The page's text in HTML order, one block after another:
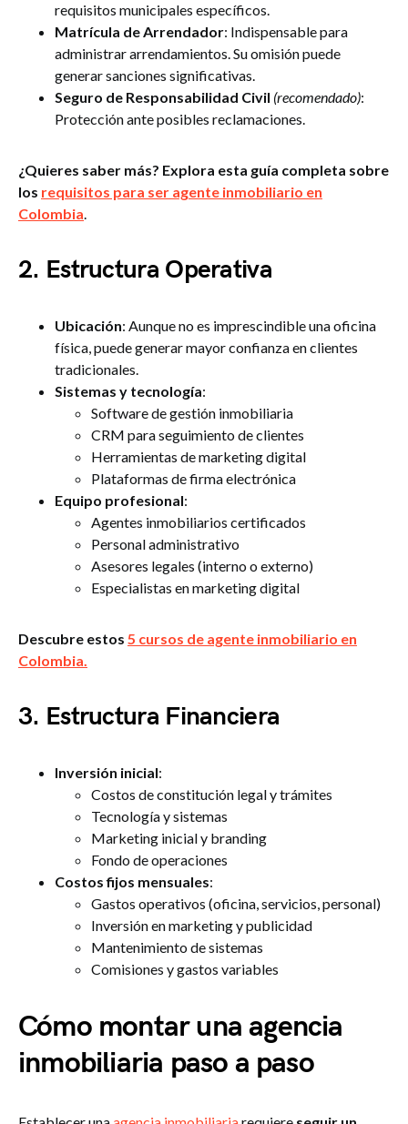
requisitos municipales específicos.
Matrícula de Arrendador: Indispensable para
administrar arrendamientos. Su omisión puede
generar sanciones significativas.
Seguro de Responsabilidad Civil (recomendado):
Protección ante posibles reclamaciones.
¿Quieres saber más? Explora esta guía completa sobre
los requisitos para ser agente inmobiliario en
Colombia.
2. Estructura Operativa
Ubicación: Aunque no es imprescindible una oficina
física, puede generar mayor confianza en clientes
tradicionales.
Sistemas y tecnología:
Software de gestión inmobiliaria
CRM para seguimiento de clientes
Herramientas de marketing digital
Plataformas de firma electrónica
Equipo profesional:
Agentes inmobiliarios certificados
Personal administrativo
Asesores legales (interno o externo)
Especialistas en marketing digital
Descubre estos 5 cursos de agente inmobiliario en
Colombia.
3. Estructura Financiera
Inversión inicial:
Costos de constitución legal y trámites
Tecnología y sistemas
Marketing inicial y branding
Fondo de operaciones
Costos fijos mensuales:
Gastos operativos (oficina, servicios, personal)
Inversión en marketing y publicidad
Mantenimiento de sistemas
Comisiones y gastos variables
Cómo montar una agencia
inmobiliaria paso a paso